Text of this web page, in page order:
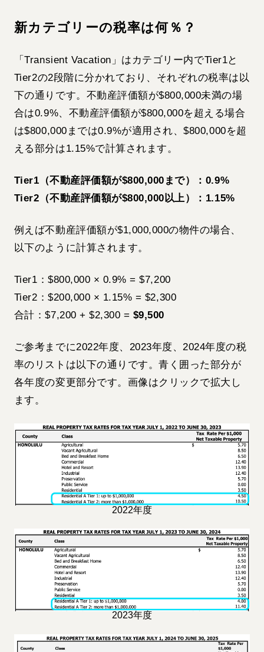
新カテゴリーの税率は何％？
「Transient Vacation」はカテゴリー内でTier1と
Tier2の2段階に分かれており、それぞれの税率は以
下の通りです。不動産評価額が$800,000未満の場
合は0.9%、不動産評価額が$800,000を超える場合
は$800,000までは0.9%が適用され、$800,000を超
える部分は1.15%で計算されます。
Tier1（不動産評価額が$800,000まで）：0.9%
Tier2（不動産評価額が$800,000以上）：1.15%
例えば不動産評価額が$1,000,000の物件の場合、
以下のように計算されます。
Tier1：$800,000 × 0.9% = $7,200
Tier2：$200,000 × 1.15% = $2,300
合計：$7,200 + $2,300 = $9,500
ご参考までに2022年度、2023年度、2024年度の税
率のリストは以下の通りです。青く囲った部分が
各年度の変更部分です。画像はクリックで拡大し
ます。
2022年度
2023年度